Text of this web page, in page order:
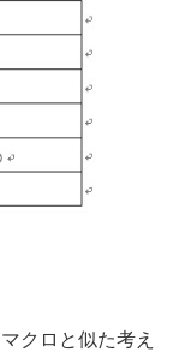
クロと似た考え